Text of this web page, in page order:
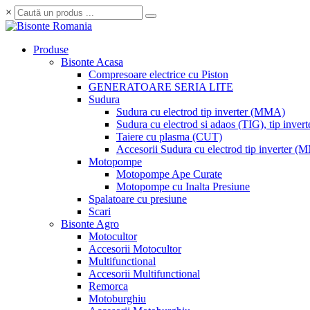
×
Produse
Bisonte Acasa
Compresoare electrice cu Piston
GENERATOARE SERIA LITE
Sudura
Sudura cu electrod tip inverter (MMA)
Sudura cu electrod si adaos (TIG), tip
Taiere cu plasma (CUT)
Accesorii Sudura cu electrod tip inverter
Motopompe
Motopompe Ape Curate
Motopompe cu Inalta Presiune
Spalatoare cu presiune
Scari
Bisonte Agro
Motocultor
Accesorii Motocultor
Multifunctional
Accesorii Multifunctional
Remorca
Motoburghiu